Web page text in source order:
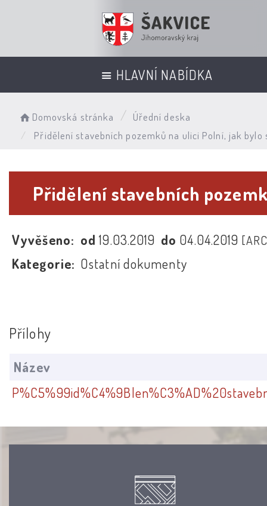
HLAVNÍ NABÍDKA
Domovská stránka
Úřední deska
Přidělení stavebních pozemků na ulici Polní, jak
Přidělení stavebních
Vyvěšeno: od19.03.2019 do 04.04.2019
Kategorie: Ostatní dokumenty
Přílohy
Název